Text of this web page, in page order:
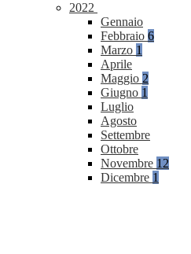
2022
Gennaio
Febbraio 6
Marzo 1
Aprile
Maggio 2
Giugno 1
Luglio
Agosto
Settembre
Ottobre
Novembre 12
Dicembre 1